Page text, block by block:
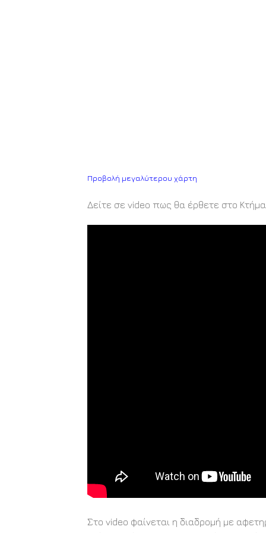
Προβολή μεγαλύτερου χάρτη
Δείτε σε video πως θα έρθετε στο Κτήμα
Στο video φαίνεται η διαδρομή με